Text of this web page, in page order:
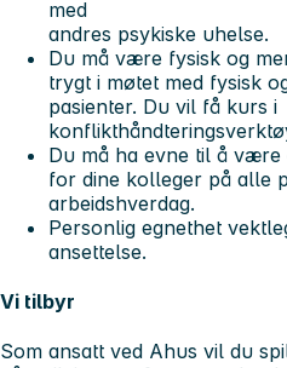
med
andres psykiske uhelse.
Du må være fysisk og
trygt i møtet med fysisk
pasienter. Du vil få kurs i
Du må ha evne til å
for dine kolleger på alle
arbeidshverdag.
Personlig egnethet
ansettelse.
Vi tilbyr
Som ansatt ved Ahus vil du